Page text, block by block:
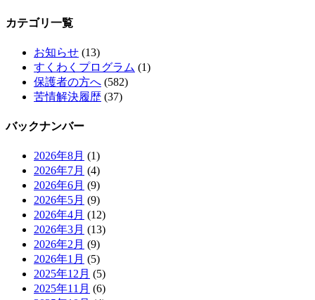
カテゴリ一覧
お知らせ (13)
すくわくプログラム (1)
保護者の方へ (582)
苦情解決履歴 (37)
バックナンバー
2026年8月 (1)
2026年7月 (4)
2026年6月 (9)
2026年5月 (9)
2026年4月 (12)
2026年3月 (13)
2026年2月 (9)
2026年1月 (5)
2025年12月 (5)
2025年11月 (6)